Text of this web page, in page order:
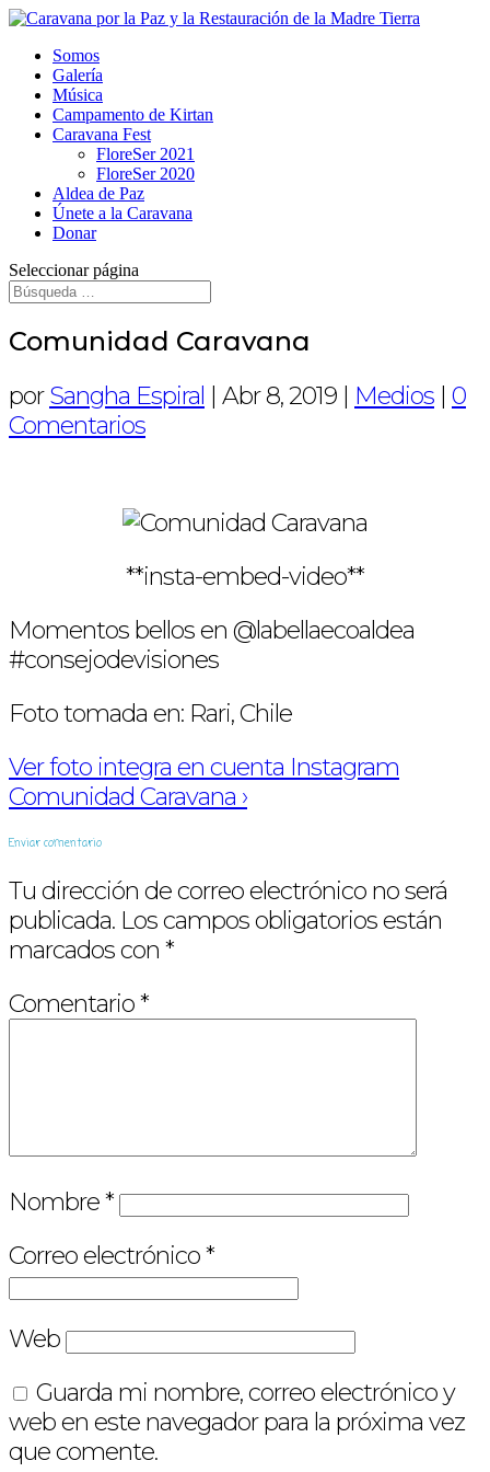
Somos
Galería
Música
Campamento de Kirtan
Caravana Fest
FloreSer 2021
FloreSer 2020
Aldea de Paz
Únete a la Caravana
Donar
Seleccionar página
Comunidad Caravana
porSangha Espiral | Abr 8, 2019 | Medios | 0
Comentarios
**insta-embed-video**
Momentos bellos en @labellaecoaldea
#consejodevisiones
Foto tomada en: Rari, Chile
Ver foto integra en cuenta Instagram
Comunidad Caravana ›
Enviar comentario
Tu dirección de correo electrónico no será
publicada. Los campos obligatorios están
marcados con *
Comentario*
Nombre*
Correo electrónico*
Web
Guarda mi nombre, correo electrónico y
web en este navegador para la próxima vez
que comente.